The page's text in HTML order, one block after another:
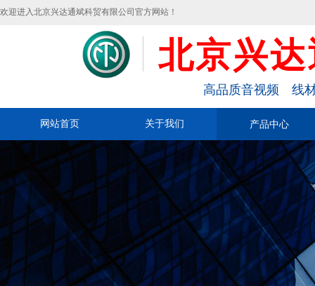
欢迎进入北京兴达通斌科贸有限公司官方网站！
北京兴
高品质音视频 线
网站首页 关于我们 产品中心